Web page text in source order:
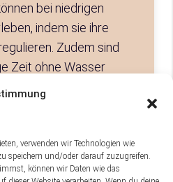
verwenden wir Technologien wie
speichern und/oder darauf zuzugreifen.
können wir Daten wie das
bei niedrigen
indem sie ihre
Zudem sind
Zeit ohne Wasser
Feuchtigkeit aus ihrer
können. Ihre flache
zu vergraben.